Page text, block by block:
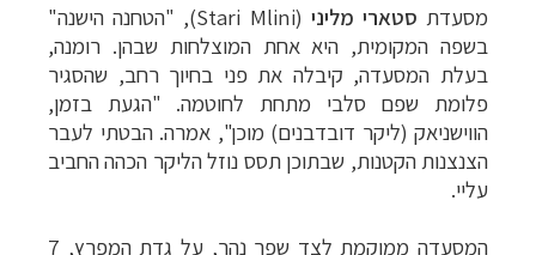
מסעדת סטארי מליני (
Stari Mlini), "הטחנה הישנה"
בשפה המקומית, היא אחת המוצלחות שבהן. רומנה,
בעלת המסעדה, קיבלה את פני בחיוך רחב, שהסגיר
פלומת שפם סלבי מתחת לחוטמה. "הגעת בזמן,
הווישניאק (ליקר דובדבנים) מוכן", אמרה. הבטתי לעבר
הצנצנות הקטנות, שבתוכן תסס נוזל הליקר הכהה החביב
עליי.
המסעדה ממוקמת לצד שפך נהר, על גדת המפרץ, 7